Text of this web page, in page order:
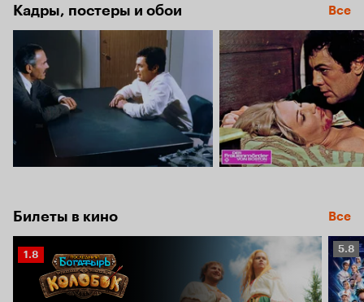
Кадры, постеры и обои Все
Билеты в кино Все
Рейтинг
Кинопоиска
1.8
5.8
5.8